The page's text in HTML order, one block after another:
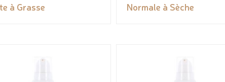
à Grasse
Normale à Sèche